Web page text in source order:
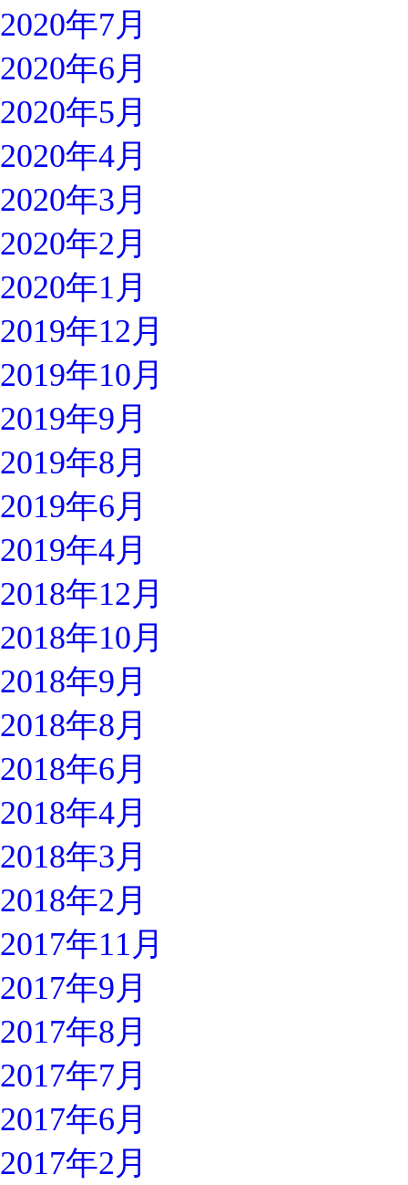
2020年7月
2020年6月
2020年5月
2020年4月
2020年3月
2020年2月
2020年1月
2019年12月
2019年10月
2019年9月
2019年8月
2019年6月
2019年4月
2018年12月
2018年10月
2018年9月
2018年8月
2018年6月
2018年4月
2018年3月
2018年2月
2017年11月
2017年9月
2017年8月
2017年7月
2017年6月
2017年2月